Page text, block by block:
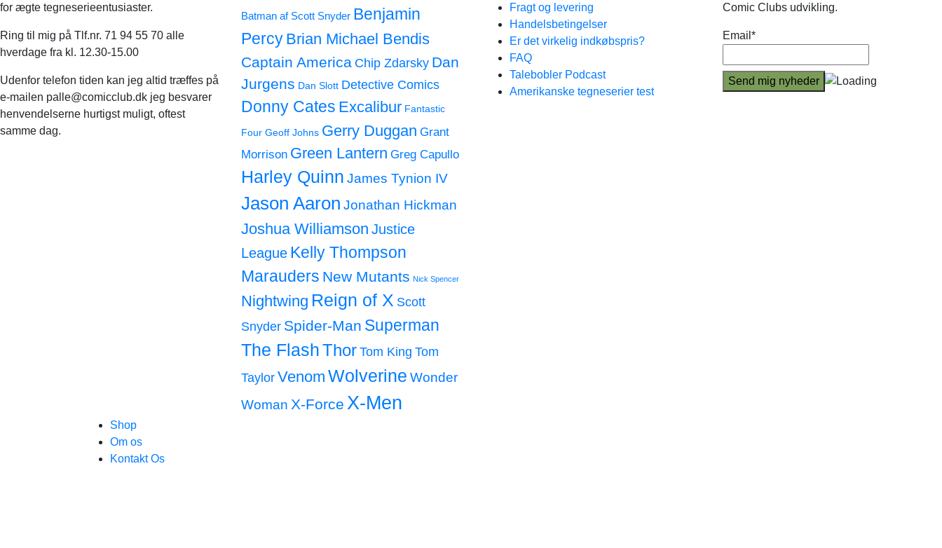
for ægte tegneserieentusiaster.
Ring til mig på Tlf.nr. 71 94 55 70 alle
hverdage fra kl. 12.30-15.00
Udenfor telefon tiden kan jeg altid træffes på
e-mailen palle@comicclub.dk jeg besvarer
henvendelserne hurtigst muligt, oftest
samme dag.
Batman af Scott Snyder Benjamin
Percy Brian Michael Bendis
Captain America Chip Zdarsky Dan
Jurgens Dan Slott Detective Comics
Donny Cates Excalibur Fantastic
Four Geoff Johns Gerry Duggan Grant
Morrison Green Lantern Greg Capullo
Harley Quinn James Tynion IV
Jason Aaron Jonathan Hickman
Joshua Williamson Justice
League Kelly Thompson
Marauders New Mutants Nick Spencer
Nightwing Reign of X Scott
Snyder Spider-Man Superman
The FlashThor Tom King Tom
Taylor Venom Wolverine Wonder
Woman X-Force X-Men
Fragt og levering
Handelsbetingelser
Er det virkelig indkøbspris?
FAQ
Talebobler Podcast
Amerikanske tegneserier test
Comic Clubs udvikling.
Email*
Shop
Om os
Kontakt Os